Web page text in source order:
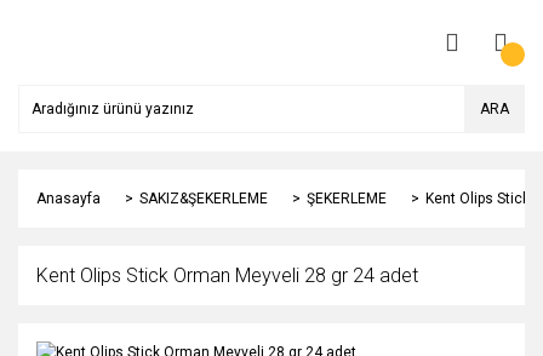
ARA
Anasayfa SAKIZ&ŞEKERLEME ŞEKERLEME Kent Olips Stick
Kent Olips Stick Orman Meyveli 28 gr 24 adet